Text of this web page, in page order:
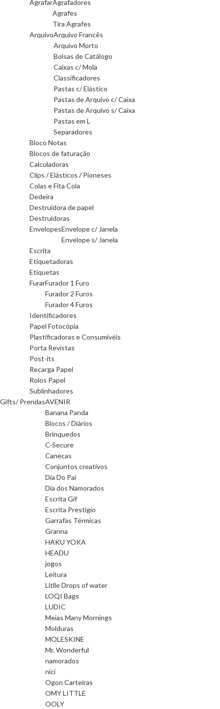
AgrafarAgrafadores
Agrafes
Tira Agrafes
ArquivoArquivo Francês
Arquivo Morto
Bolsas de Catálogo
Caixas c/ Mola
Classificadores
Pastas c/ Elástico
Pastas de Arquivo c/ Caixa
Pastas de Arquivo s/ Caixa
Pastas em L
Separadores
Bloco Notas
Blocos de faturação
Calculadoras
Clips / Elásticos / Pioneses
Colas e Fita Cola
Dedeira
Destruidora de papel
Destruidoras
EnvelopesEnvelope c/ Janela
Envelope s/ Janela
Escrita
Etiquetadoras
Etiquetas
FurarFurador 1 Furo
Furador 2 Furos
Furador 4 Furos
Identificadores
Papel Fotocópia
Plastificadoras e Consumivéis
Porta Revistas
Post-its
Recarga Papel
Rolos Papel
Sublinhadores
Gifts/ PrendasAVENIR
Banana Panda
Blocos / Diários
Brinquedos
C-Secure
Canecas
Conjuntos creativos
Dia Do Pai
Dia dos Namorados
Escrita Gif
Escrita Prestigio
Garrafas Térmicas
Granna
HAKU YOKA
HEADU
jogos
Leitura
Litlle Drops of water
LOQI Bags
LUDIC
Meias Many Mornings
Molduras
MOLESKINE
Mr. Wonderful
namorados
nici
Ogon Carteiras
OMY LITTLE
OOLY